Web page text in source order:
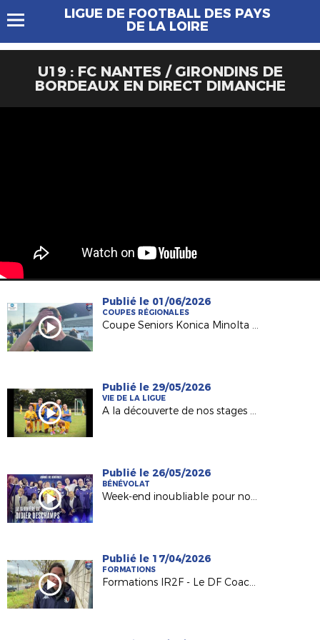
LIGUE DE FOOTBALL DES PAYS
DE LA LOIRE
U19 : FC NANTES / GIRONDINS DE
BORDEAUX EN DIRECT DIMANCHE
Publié le 01/06/2026
COUPES RÉGIONALES
Coupe Seniors Konica Minolta : le trophée pour Pouzauges Bocage !
Publié le 29/05/2026
VIE DE LA LIGUE
A la découverte de nos stages d'été DESTIFOOT !
Publié le 26/05/2026
BÉNÉVOLAT
Week-end inoubliable pour nos Bénévoles
Publié le 17/04/2026
FORMATIONS
Formations IR2F - Le DF Coach Seniors (Mathieu HUITRIC, Typhaine COCHON et Redha FRESNEAU)